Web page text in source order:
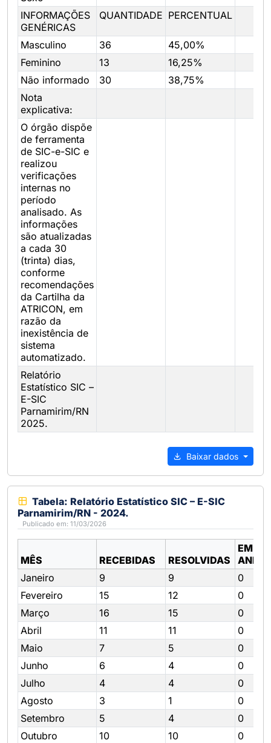
INFORMAÇÕES
GENÉRICAS
QUANTIDADE PERCENTUAL
Masculino 36
45,00%
Feminino
13
16,25%
Não informado
30
38,75%
Nota
explicativa:
O órgão dispõe
de ferramenta
de SIC-e-SIC e
realizou
verificações
internas no
período
analisado. As
informações
são atualizadas
a cada 30
(trinta) dias,
conforme
recomendações
da Cartilha da
ATRICON, em
razão da
inexistência de
sistema
automatizado.
Relatório
Estatístico SIC –
E-SIC
Parnamirim/RN
2025.
Baixar dados
Tabela: Relatório Estatístico SIC – E-SIC
Parnamirim/RN - 2024.
Publicado em: 11/03/2026
MÊS RECEBIDAS RESOLVIDAS
EM
Janeiro
9 9
0
Fevereiro
15 12
0
Março
16 15
0
Abril
11 11
0
Maio
7 5
0
Junho
6 4
0
Julho
4 4
0
Agosto
3 1
0
Setembro
5 4
0
Outubro
10 10
0